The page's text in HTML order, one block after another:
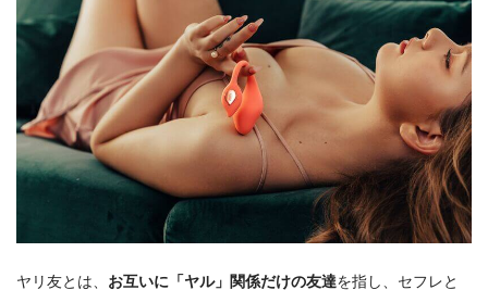
ヤリ友とは、 お互いに「ヤル」関係だけの友達を指し、セフレと